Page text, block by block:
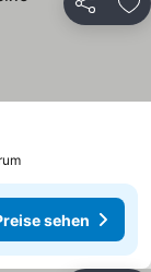
Teilen
sehen